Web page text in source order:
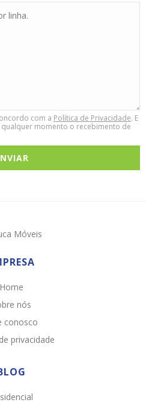
com a Política de Privacidade. E
momento o recebimento de
Home
nós
conosco
privacidade